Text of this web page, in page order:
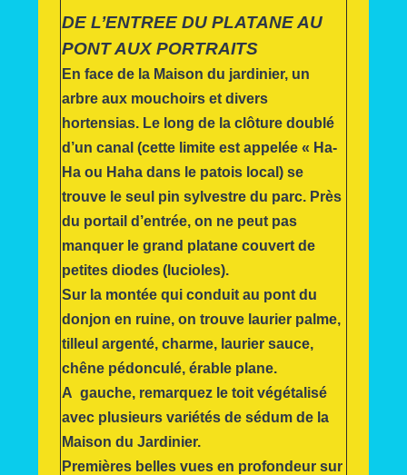
DE L’ENTREE DU PLATANE AU
PONT AUX PORTRAITS
En face de la Maison du jardinier, un
arbre aux mouchoirs et divers
hortensias. Le long de la clôture doublé
d’un canal (cette limite est appelée « Ha-
Ha ou Haha dans le patois local) se
trouve le seul pin sylvestre du parc. Près
du portail d’entrée, on ne peut pas
manquer le grand platane couvert de
petites diodes (lucioles).
Sur la montée qui conduit au pont du
donjon en ruine, on trouve laurier palme,
tilleul argenté, charme, laurier sauce,
chêne pédonculé, érable plane.
A gauche, remarquez le toit végétalisé
avec plusieurs variétés de sédum de la
Maison du Jardinier.
Premières belles vues en profondeur sur